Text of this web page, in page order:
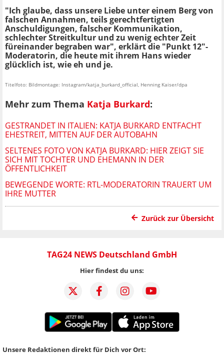
"Ich glaube, dass unsere Liebe unter einem Berg von
falschen Annahmen, teils gerechtfertigten
Anschuldigungen, falscher Kommunikation,
schlechter Streitkultur und zu wenig echter Zeit
füreinander begraben war", erklärt die "Punkt 12"-
Moderatorin, die heute mit ihrem Hans wieder
glücklich ist, wie eh und je.
Titelfoto: Bildmontage: Instagram/katja_burkard_official, Henning Kaiser/dpa
Mehr zum Thema Katja Burkard:
GESTRANDET IN ITALIEN: KATJA BURKARD ENTFACHT
EHESTREIT, MITTEN AUF DER AUTOBAHN
SELTENES FOTO VON KATJA BURKARD: HIER ZEIGT SIE
SICH MIT TOCHTER UND EHEMANN IN DER
ÖFFENTLICHKEIT
BEWEGENDE WORTE: RTL-MODERATORIN TRAUERT UM
IHRE MUTTER
Zurück zur Übersicht
TAG24 NEWS Deutschland GmbH
Hier findest du uns:
Unsere Redaktionen direkt für Dich vor Ort: